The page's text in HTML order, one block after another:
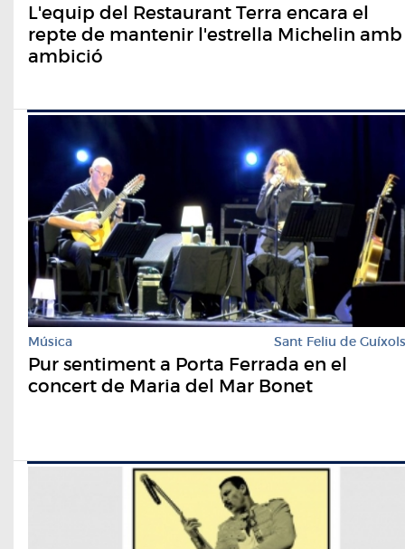
L'equip del Restaurant Terra encara el
repte de mantenir l'estrella Michelin amb
ambició
Música Sant Feliu de Guíxols
Pur sentiment a Porta Ferrada en el
concert de Maria del Mar Bonet